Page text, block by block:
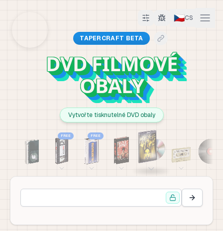
🇨🇿CS
TAPERCRAFT BETA
DVD FILMOVÉ
OBALY
Vytvořte tisknutelné DVD obaly
FREE FREE